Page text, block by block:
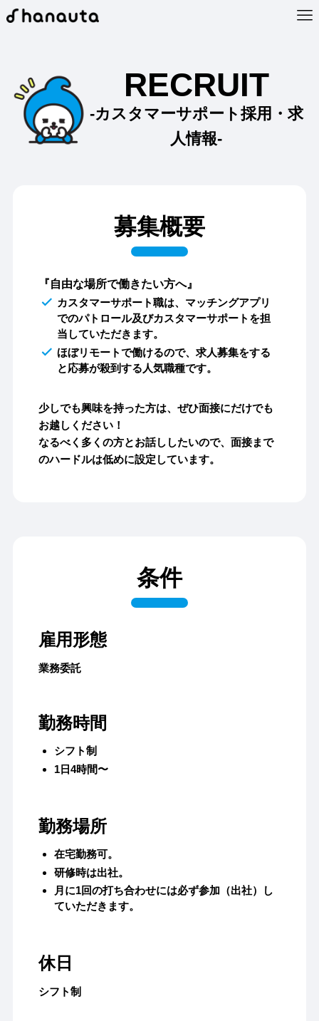
RECRUIT
-カスタマーサポート採用・求
人情報-
募集概要
『自由な場所で働きたい方へ』
カスタマーサポート職は、マッチングアプリ
でのパトロール及びカスタマーサポートを担
当していただきます。
ほぼリモートで働けるので、求人募集をする
と応募が殺到する人気職種です。
少しでも興味を持った方は、ぜひ面接にだけでも
お越しください！
なるべく多くの方とお話ししたいので、面接まで
のハードルは低めに設定しています。
条件
雇用形態
業務委託
勤務時間
シフト制
1日4時間〜
勤務場所
在宅勤務可。
研修時は出社。
月に1回の打ち合わせには必ず参加（出社）し
ていただきます。
休日
シフト制